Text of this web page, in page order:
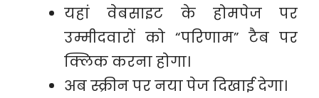
यहां वेबसाइट के होमपेज पर
उम्मीदवारों को “परिणाम” टैब पर
क्लिक करना होगा।
अब स्क्रीन पर नया पेज दिखाई देगा।